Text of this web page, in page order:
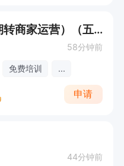
本地商家入驻专员（后期转商家运营）（五险+单双休底薪4000）综合7000-9000
58分钟前
免费培训 ...
申请
44分钟前